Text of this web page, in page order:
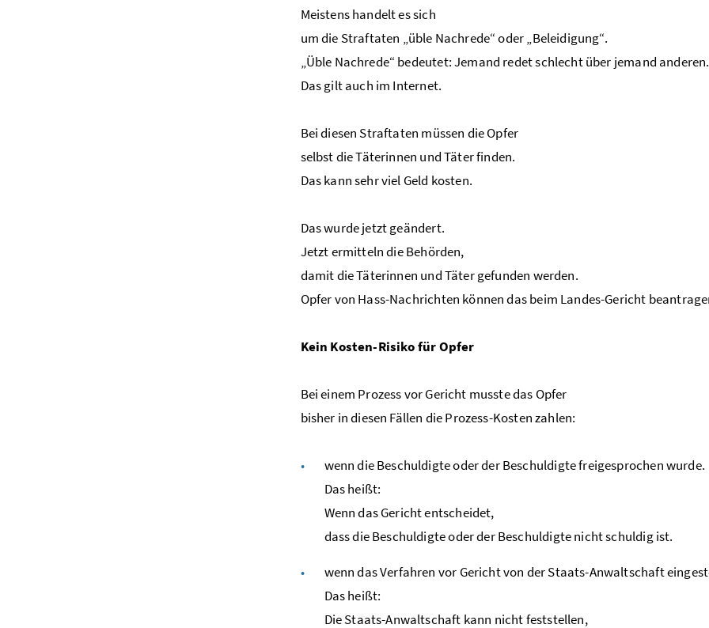
Meistens handelt es sich
um die Straftaten „üble Nachrede“ oder „Beleidigung“.
„Üble Nachrede“ bedeutet: Jemand redet schlecht über jemand anderen.
Das gilt auch im Internet.
Bei diesen Straftaten müssen die Opfer
selbst die Täterinnen und Täter finden.
Das kann sehr viel Geld kosten.
Das wurde jetzt geändert.
Jetzt ermitteln die Behörden,
damit die Täterinnen und Täter gefunden werden.
Opfer von Hass-Nachrichten können das beim Landes-Gericht
Kein Kosten-Risiko für Opfer
Bei einem Prozess vor Gericht musste das Opfer
bisher in diesen Fällen die Prozess-Kosten zahlen:
wenn die Beschuldigte oder der Beschuldigte freigesprochen wurde.
Das heißt:
Wenn das Gericht entscheidet,
dass die Beschuldigte oder der Beschuldigte nicht schuldig ist.
wenn das Verfahren vor Gericht von der Staats-Anwaltschaft
Das heißt:
Die Staats-Anwaltschaft kann nicht feststellen,